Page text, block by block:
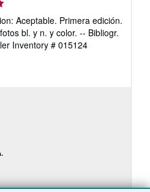
Aceptable. Primera edición.
bl. y n. y color. -- Bibliogr.
Inventory # 015124